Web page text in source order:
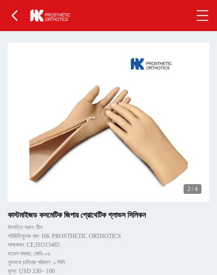
2 / 4
কাস্টমাইজড কসমেটিক জিপার প্রোথেটিক গ্লাভস সিলিকন
উৎপত্তি স্থল: চীন
পরিচিতিমুলক নাম: HK PROSTHETIC ORTHOTICS
সাক্ষ্যদান: CE,ISO13485
মডেল নম্বার: জেডি-০৬
ন্যূনতম চাহিদার পরিমাণ: ১ পিসি
মূল্য: USD 230~ 100